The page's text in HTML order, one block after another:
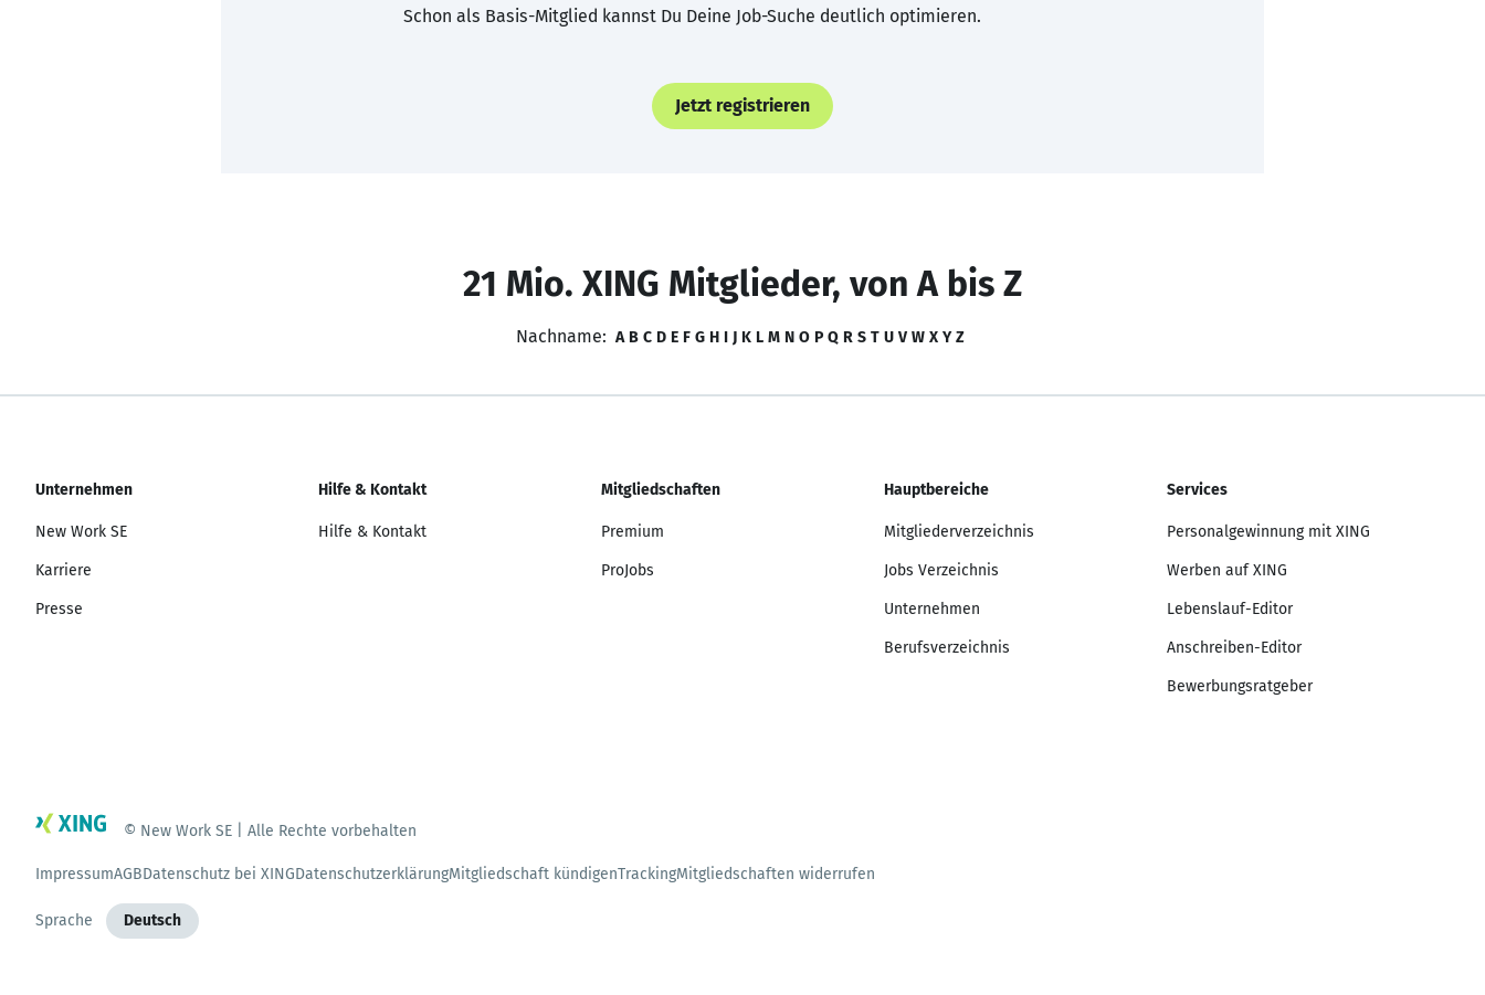
Schon als Basis-Mitglied kannst Du Deine Job-Suche deutlich optimieren.
Jetzt registrieren
21 Mio. XING Mitglieder, von A bis Z
Nachname: A B C D E F G H I J K L M N O P Q R S T U V W X Y Z
Unternehmen
New Work SE
Karriere
Presse
Hilfe & Kontakt
Hilfe & Kontakt
Mitgliedschaften
Premium
ProJobs
Hauptbereiche
Mitgliederverzeichnis
Jobs Verzeichnis
Unternehmen
Berufsverzeichnis
Services
Personalgewinnung mit XING
Werben auf XING
Lebenslauf-Editor
Anschreiben-Editor
Bewerbungsratgeber
© New Work SE | Alle Rechte vorbehalten
ImpressumAGBDatenschutz bei XINGDatenschutzerklärungMitgliedschaft kündigenTrackingMitgliedschaften widerrufen
Sprache Deutsch